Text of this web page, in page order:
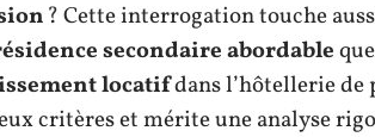
? Cette interrogation touche
secondaire abordable
locatifdans l’hôtellerie de
critères et mérite une analyse